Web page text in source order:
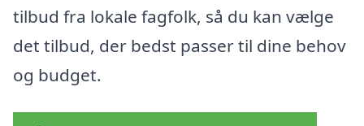
tilbud fra lokale fagfolk, så du kan vælge
det tilbud, der bedst passer til dine behov
og budget.